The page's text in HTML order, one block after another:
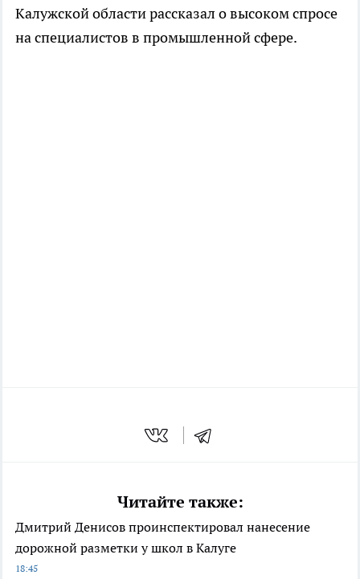
Калужской области рассказал о высоком спросе
на специалистов в промышленной сфере.
Читайте также:
Дмитрий Денисов проинспектировал нанесение
дорожной разметки у школ в Калуге
18:45